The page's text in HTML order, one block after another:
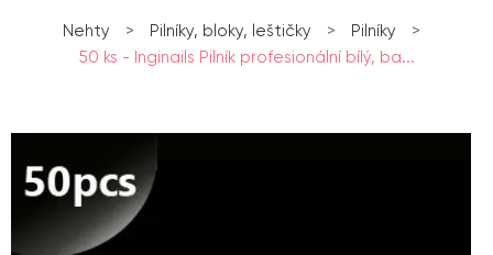
Nehty > Pilníky, bloky, leštičky > Pilníky
>
50 ks - Inginails Pilník profesionální bílý, ba...